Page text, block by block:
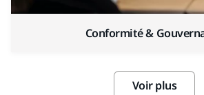
Conformité &
Voir plus